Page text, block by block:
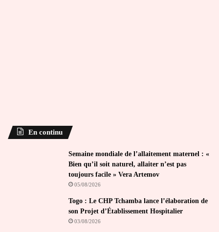
En continu
Semaine mondiale de l’allaitement maternel : «
Bien qu’il soit naturel, allaiter n’est pas
toujours facile » Vera Artemov
05/08/2026
Togo : Le CHP Tchamba lance l’élaboration de
son Projet d’Établissement Hospitalier
03/08/2026